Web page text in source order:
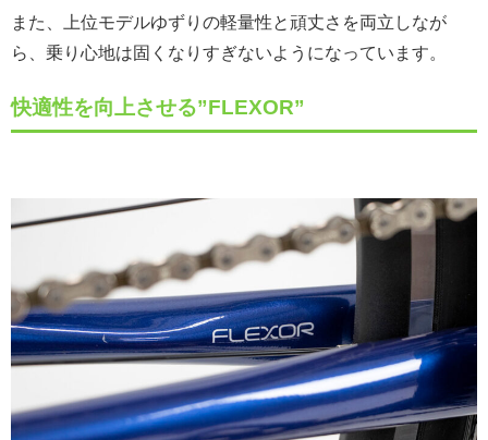
また、上位モデルゆずりの軽量性と頑丈さを両立しなが
ら、乗り心地は固くなりすぎないようになっています。
快適性を向上させる”FLEXOR”